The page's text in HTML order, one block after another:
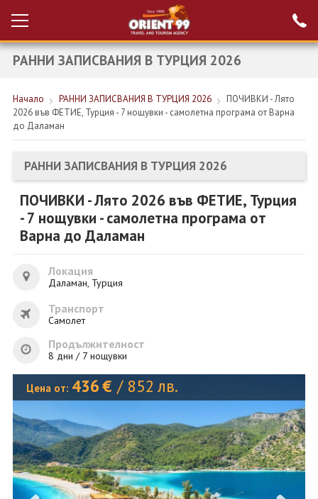
Вход за агенти
Проверка на
резервация
РАННИ ЗАПИСВАНИЯ ТУРЦИЯ
НОВА ГОДИНА ТУРЦИЯ
НОВА ГОДИНА
КРУИЗИ
ЕКЗОТИКА
ЕКСКУРЗИИ
ОЩЕ
ЗА НАС
ПОСЛЕДВАЙТЕ НИ
РАННИ ЗАПИСВАНИЯ В ТУРЦИЯ 2026
Начало РАННИ ЗАПИСВАНИЯ В ТУРЦИЯ 2026
ПОЧИВКИ - Лято
2026 във ФЕТИЕ, Турция - 7 нощувки - самолетна програма от Варна
до Даламан
РАННИ ЗАПИСВАНИЯ В ТУРЦИЯ 2026
ПОЧИВКИ - Лято 2026 във ФЕТИЕ, Турция
- 7 нощувки - самолетна програма от
Варна до Даламан
Локация
Даламан, Турция
Транспорт
Самолет
Продължителност
8 дни / 7 нощувки
Цена от: 436€ / 852 лв.